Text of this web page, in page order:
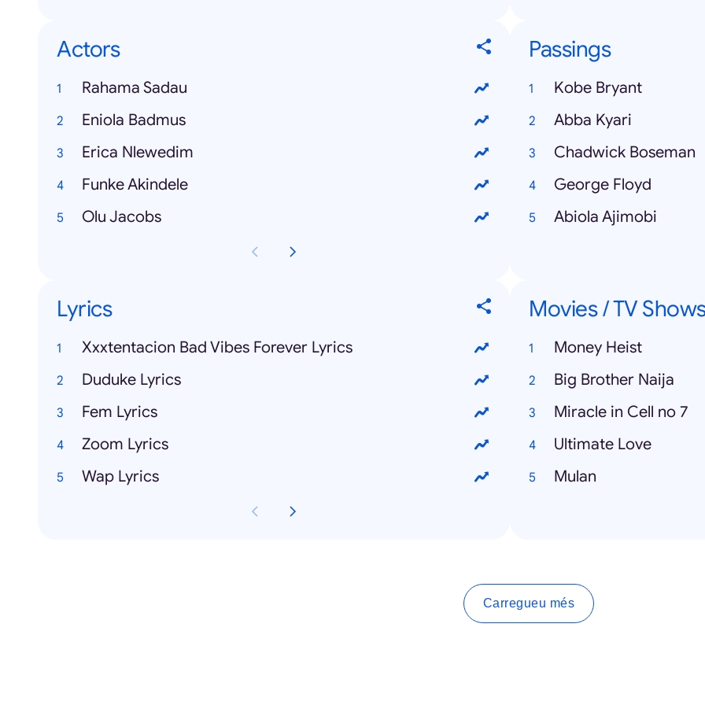
Actors
Rahama Sadau
Eniola Badmus
Erica Nlewedim
Funke Akindele
Olu Jacobs
Passings
Kobe Bryant
Abba Kyari
Chadwick Boseman
George Floyd
Abiola Ajimobi
Lyrics
Xxxtentacion Bad Vibes Forever Lyrics
Duduke Lyrics
Fem Lyrics
Zoom Lyrics
Wap Lyrics
Movies / TV
Money Heist
Big Brother Naija
Miracle in Cell no 7
Ultimate Love
Mulan
Carregueu més